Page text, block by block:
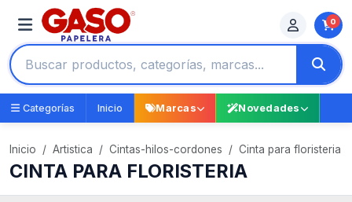
0
Categorías Inicio Marcas Novedades
Inicio Artistica Cintas-hilos-cordones Cinta para floristeria
CINTA PARA FLORISTERIA